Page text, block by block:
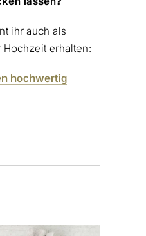
ihr auch als
erhalten:
hochwertig